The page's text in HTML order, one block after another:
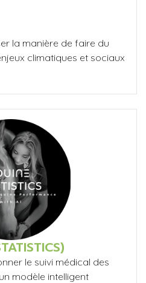
la manière de faire du
climatiques et sociaux
le suivi médical des
modèle intelligent